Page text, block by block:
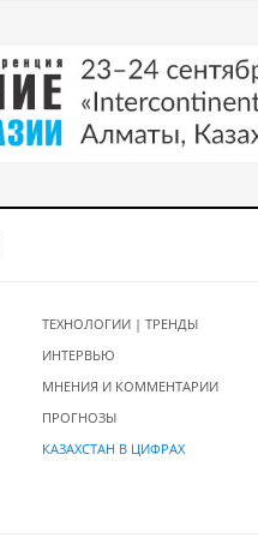
ТЕХНОЛОГИИ | ТРЕНДЫ
ИНТЕРВЬЮ
МНЕНИЯ И КОММЕНТАРИИ
ПРОГНОЗЫ
КАЗАХСТАН В ЦИФРАХ